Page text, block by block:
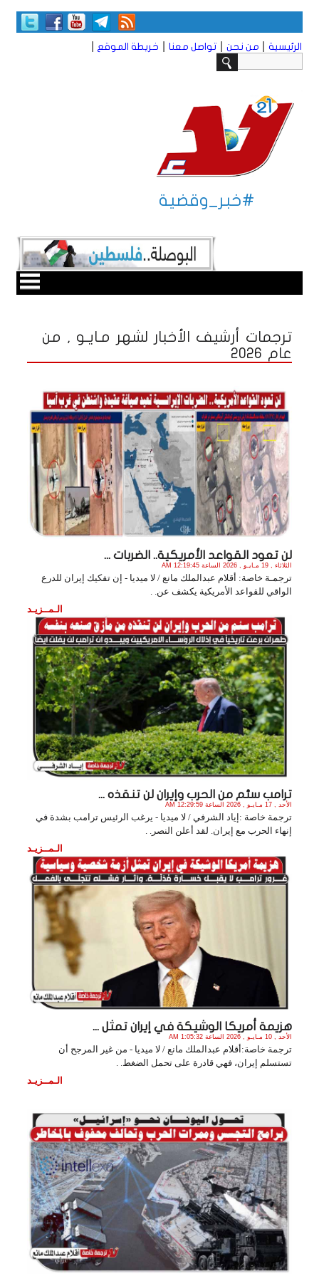
الرئيسية من نحن تواصل معنا خريطة الموقع
#خبر_وقضية
ترجمات أرشيف الأخبار لشهر مـايـو , من
عام 2026
لن تعود القواعد الأمريكية.. الضربات ...
الثلاثاء , 19 مـايـو , 2026 الساعة 12:19:45 AM
ترجمـة خاصة: أقلام عبدالملك مانع / لا ميديا - إن تفكيك إيران للدرع
الواقي للقواعد الأمريكية يكشف عن. .
الـمــزيـد
ترامب سئم من الحرب وإيران لن تنقذه ...
الأحد , 17 مـايـو , 2026 الساعة 12:29:59 AM
ترجمة خاصة :إياد الشرفي / لا ميديا - يرغب الرئيس ترامب بشدة في
إنهاء الحرب مع إيران. لقد أعلن النصر. .
الـمــزيـد
هزيمة أمريكا الوشيكة في إيران تمثل ...
الأحد , 10 مـايـو , 2026 الساعة 1:05:32 AM
ترجمة خاصة:أقلام عبدالملك مانع / لا ميديا - من غير المرجح أن
تستسلم إيران، فهي قادرة على تحمل الضغط. .
الـمــزيـد